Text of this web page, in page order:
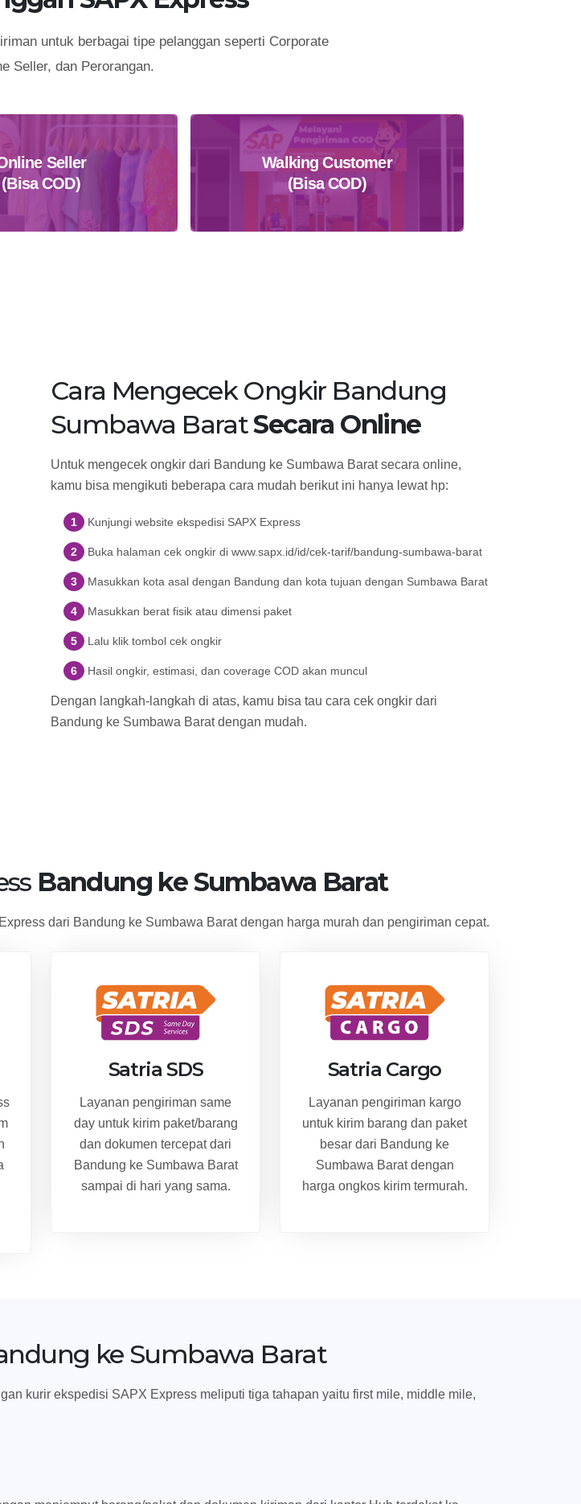
untuk berbagai tipe pelanggan seperti Corporate
Seller, dan Perorangan.
Seller
(Bisa COD)
Walking Customer
(Bisa COD)
Cara Mengecek Ongkir Bandung
Sumbawa BaratSecara Online
Untuk mengecek ongkir dari Bandung ke Sumbawa Barat secara online,
kamu bisa mengikuti beberapa cara mudah berikut ini hanya lewat hp:
Kunjungi website ekspedisi SAPX Express
Buka halaman cek ongkir di www.sapx.id/id/cek-tarif/bandung-sumbawa-barat
Masukkan kota asal dengan Bandung dan kota tujuan dengan Sumbawa Barat
Masukkan berat fisik atau dimensi paket
Lalu klik tombol cek ongkir
Hasil ongkir, estimasi, dan coverage COD akan muncul
Dengan langkah-langkah di atas, kamu bisa tau cara cek ongkir dari
Bandung ke Sumbawa Barat dengan mudah.
Bandung ke Sumbawa Barat
dari Bandung ke Sumbawa Barat dengan harga murah dan pengiriman cepat.
Satria SDS
Layanan pengiriman same
day untuk kirim paket/barang
dan dokumen tercepat dari
Bandung ke Sumbawa Barat
sampai di hari yang sama.
Satria Cargo
Layanan pengiriman kargo
untuk kirim barang dan paket
besar dari Bandung ke
Sumbawa Barat dengan
harga ongkos kirim termurah.
ke Sumbawa Barat
kurir ekspedisi SAPX Express meliputi tiga tahapan yaitu first mile, middle mile,